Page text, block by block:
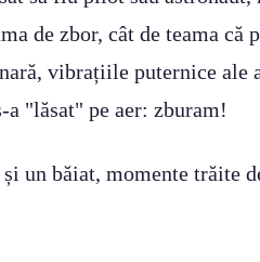
de zbor, cât de teama că
vibrațiile puternice ale
"lăsat" pe aer: zburam!
un băiat, momente trăite